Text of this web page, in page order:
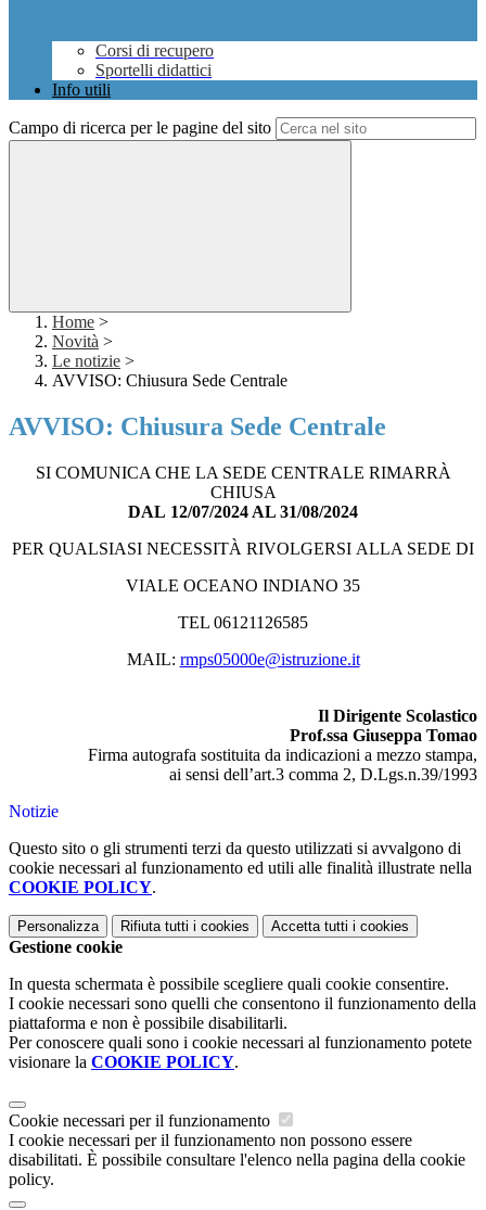
Corsi di recupero
Sportelli didattici
Info utili
Campo di ricerca per le pagine del sito
Home >
Novità >
Le notizie >
AVVISO: Chiusura Sede Centrale
AVVISO: Chiusura Sede Centrale
SI COMUNICA CHE LA SEDE CENTRALE RIMARRÀ
CHIUSA
DAL 12/07/2024 AL 31/08/2024
PER QUALSIASI NECESSITÀ RIVOLGERSI ALLA SEDE DI
VIALE OCEANO INDIANO 35
TEL 06121126585
MAIL: rmps05000e@istruzione.it
Il Dirigente Scolastico
Prof.ssa Giuseppa Tomao
Firma autografa sostituita da indicazioni a mezzo stampa,
ai sensi dell’art.3 comma 2, D.Lgs.n.39/1993
Notizie
Questo sito o gli strumenti terzi da questo utilizzati si avvalgono di
cookie necessari al funzionamento ed utili alle finalità illustrate nella
COOKIE POLICY.
Personalizza Rifiuta tutti i cookies Accetta tutti i cookies
Gestione cookie
In questa schermata è possibile scegliere quali cookie consentire.
I cookie necessari sono quelli che consentono il funzionamento della
piattaforma e non è possibile disabilitarli.
Per conoscere quali sono i cookie necessari al funzionamento potete
visionare la COOKIE POLICY.
Cookie necessari per il funzionamento
I cookie necessari per il funzionamento non possono essere
disabilitati. È possibile consultare l'elenco nella pagina della cookie
policy.